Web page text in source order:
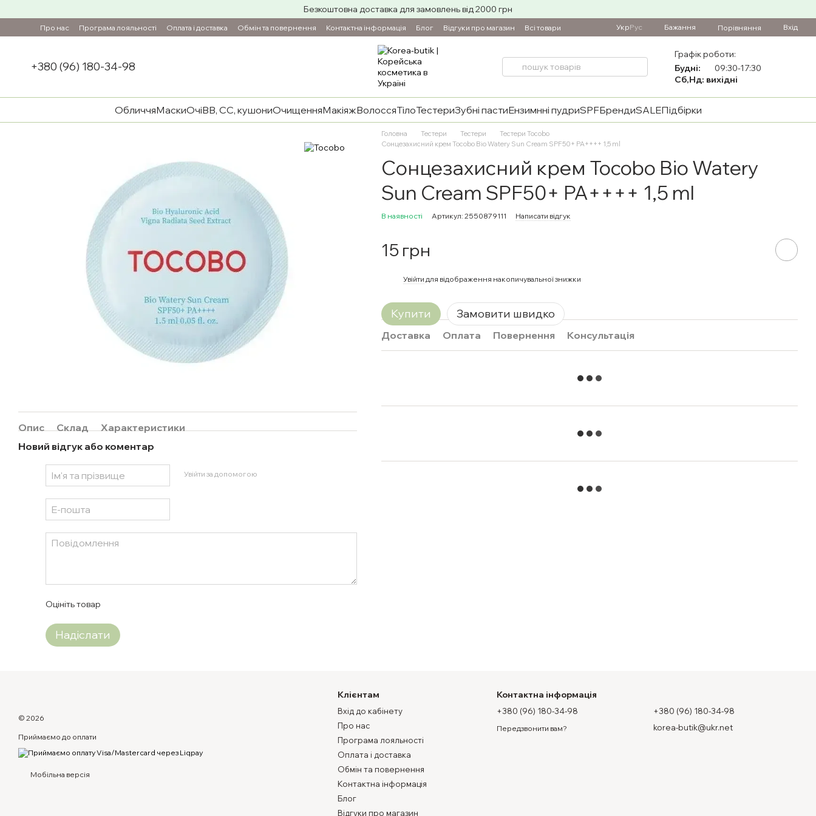
Безкоштовна доставка для замовлень від 2000 грн
Про нас Програма лояльності Оплата і доставка Обмін та повернення Контактна інформація Блог Відгуки про магазин Всі товари УкрРус Бажання Порівняння Вхід
+380 (96) 180-34-98
Графік роботи:
Будні:
09:30-17:30
Сб,Нд: вихідні
ОбличчяМаскиОчіBB, CC, кушониОчищенняМакіяжВолоссяТілоТестериЗубні пастиЕнзимнні пудриSPFБрендиSALEПідбірки
Опис Склад
Характеристики
Новий відгук або коментар
Увійти за допомогою
Оцініть товар
Надіслати
Головна Тестери Тестери
Тестери Tocobo
Сонцезахисний крем Tocobo Bio Watery Sun Cream SPF50+ PA++++ 1,5 ml
Сонцезахисний крем Tocobo Bio Watery
Sun Cream SPF50+ PA++++ 1,5 ml
В наявності Артикул: 2550879111 Написати відгук
15 грн
Увійти для відображення накопичувальної знижки
Купити Замовити швидко
Доставка Оплата Повернення Консультація
© 2026
Приймаємо до оплати
Мобільна версія
Клієнтам
Вхід до кабінету
Про нас
Програма лояльності
Оплата і доставка
Обмін та повернення
Контактна інформація
Блог
Відгуки про магазин
Контактна інформація
+380 (96) 180-34-98
Передзвонити вам?
+380 (96) 180-34-98
korea-butik@ukr.net